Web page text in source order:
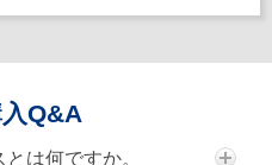
Q&A
は何ですか。